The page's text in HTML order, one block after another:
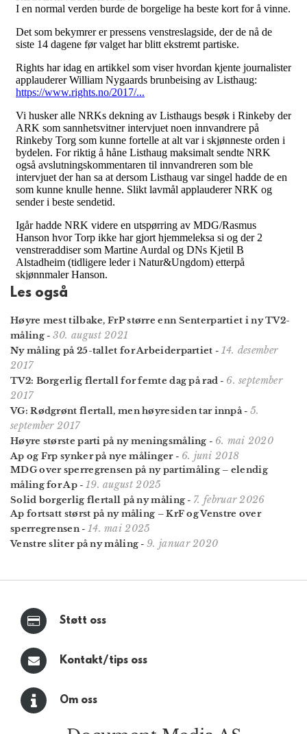
Les også
Høyre mest tilbake, FrP større enn Senterpartiet i ny TV2-
måling- 30. august 2021
Ny måling på 25-tallet for Arbeiderpartiet - 14. desember
2017
TV2: Borgerlig flertall for femte dag på rad - 6. september
2017
VG: Rødgrønt flertall, men høyresiden tar innpå -5.
september 2017
Høyre største parti på ny meningsmåling - 6. mai 2020
Ap og Frp synker på nye målinger- 6. juni 2018
MDG over sperregrensen på ny partimåling – elendig
måling for Ap- 19. august 2025
Solid borgerlig flertall på ny måling - 7. februar 2026
Ap fortsatt størst på ny måling – KrF og Venstre over
sperregrensen- 14. mai 2025
Venstre sliter på ny måling -9. januar 2020
Støtt oss
Kontakt/tips oss
Om oss